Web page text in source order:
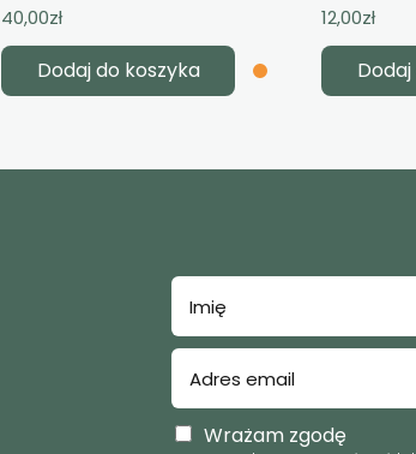
40,00zł
Dodaj do koszyka
12,00zł
Wrażam zgodę